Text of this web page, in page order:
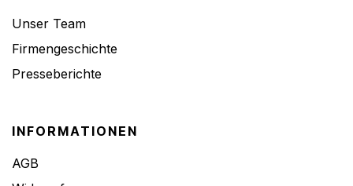
Unser Team
Firmengeschichte
Presseberichte
INFORMATIONEN
AGB